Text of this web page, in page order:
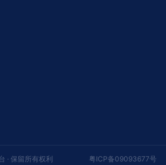
· 保留所有权利 粤ICP备09093677号